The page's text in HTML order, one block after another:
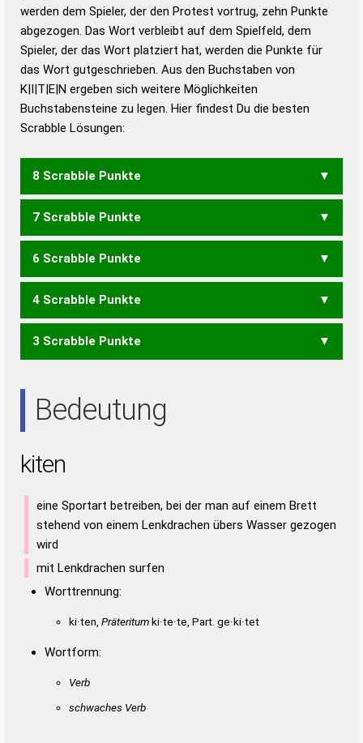
Duden – Standardwerk in 12 Bänden
Duden – Richtiges und gutes
Deutsch
Duden – Die deutsche Grammatik
Duden – Deutsches
werden dem Spieler, der den Protest vortrug, zehn Punkte
abgezogen. Das Wort verbleibt auf dem Spielfeld, dem
Spieler, der das Wort platziert hat, werden die Punkte für
das Wort gutgeschrieben. Aus den Buchstaben von
K|I|T|E|N ergeben sich weitere Möglichkeiten
Buchstabensteine zu legen. Hier findest Du die besten
Scrabble Lösungen:
8 Scrabble Punkte
IKTEN KNIET
7 Scrabble Punkte
KEIN KIEN KNET KNIE
6 Scrabble Punkte
KEN KIN KNI
4 Scrabble Punkte
EINT NIET TEIN
3 Scrabble Punkte
Bedeutung
kiten
eine Sportart betreiben, bei der man auf einem Brett
stehend von einem Lenkdrachen übers Wasser gezogen
wird
mit Lenkdrachen surfen
Worttrennung:
ki·ten, Präteritumki·te·te, Part. ge·ki·tet
Wortform:
Verb
schwaches Verb